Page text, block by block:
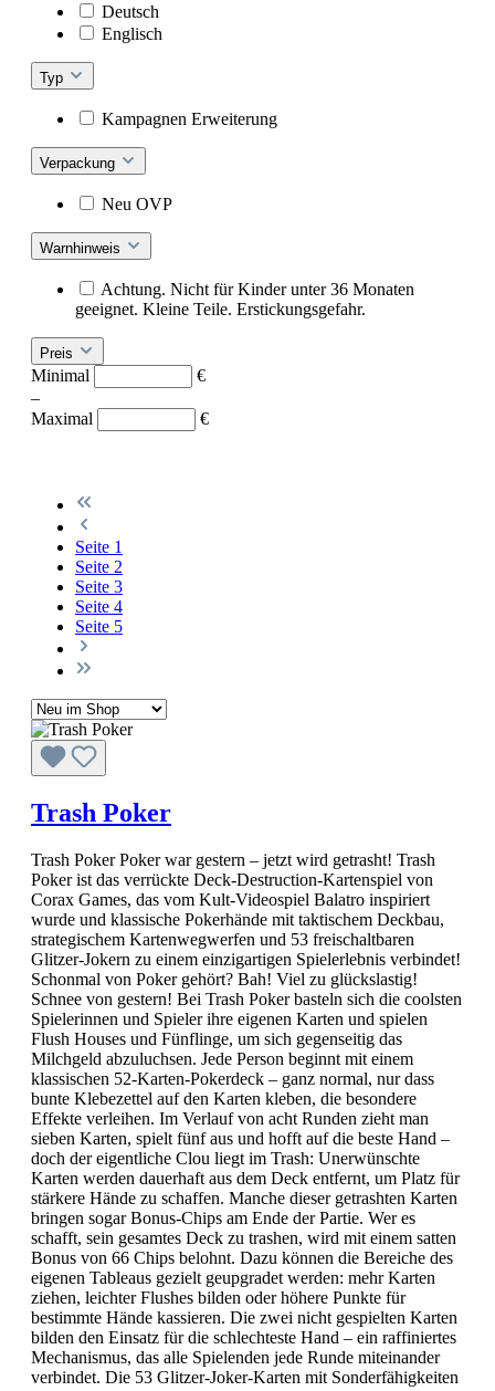
Deutsch
Englisch
Typ
Kampagnen Erweiterung
Verpackung
Neu OVP
Warnhinweis
Achtung. Nicht für Kinder unter 36 Monaten
geeignet. Kleine Teile. Erstickungsgefahr.
Preis
Minimal
€
–
Maximal
€
Seite 1
Seite 2
Seite 3
Seite 4
Seite 5
Trash Poker
Trash Poker Poker war gestern – jetzt wird getrasht! Trash
Poker ist das verrückte Deck-Destruction-Kartenspiel von
Corax Games, das vom Kult-Videospiel Balatro inspiriert
wurde und klassische Pokerhände mit taktischem Deckbau,
strategischem Kartenwegwerfen und 53 freischaltbaren
Glitzer-Jokern zu einem einzigartigen Spielerlebnis verbindet!
Schonmal von Poker gehört? Bah! Viel zu glückslastig!
Schnee von gestern! Bei Trash Poker basteln sich die coolsten
Spielerinnen und Spieler ihre eigenen Karten und spielen
Flush Houses und Fünflinge, um sich gegenseitig das
Milchgeld abzuluchsen. Jede Person beginnt mit einem
klassischen 52-Karten-Pokerdeck – ganz normal, nur dass
bunte Klebezettel auf den Karten kleben, die besondere
Effekte verleihen. Im Verlauf von acht Runden zieht man
sieben Karten, spielt fünf aus und hofft auf die beste Hand –
doch der eigentliche Clou liegt im Trash: Unerwünschte
Karten werden dauerhaft aus dem Deck entfernt, um Platz für
stärkere Hände zu schaffen. Manche dieser getrashten Karten
bringen sogar Bonus-Chips am Ende der Partie. Wer es
schafft, sein gesamtes Deck zu trashen, wird mit einem satten
Bonus von 66 Chips belohnt. Dazu können die Bereiche des
eigenen Tableaus gezielt geupgradet werden: mehr Karten
ziehen, leichter Flushes bilden oder höhere Punkte für
bestimmte Hände kassieren. Die zwei nicht gespielten Karten
bilden den Einsatz für die schlechteste Hand – ein raffiniertes
Mechanismus, das alle Spielenden jede Runde miteinander
verbindet. Die 53 Glitzer-Joker-Karten mit Sonderfähigkeiten